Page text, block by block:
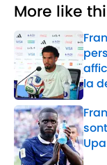
More like
la